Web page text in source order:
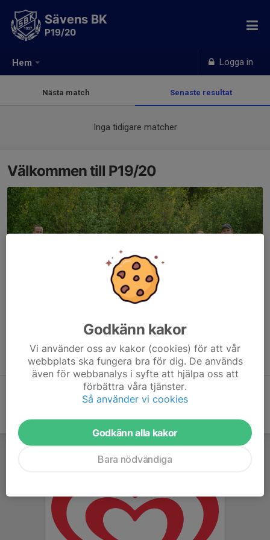
Hem Logga in
Sävens BK
P19/20
Nästa match Senaste resultat
Inga tidigare matcher
Välkommen till P19/20
Godkänn kakor
Vi använder oss av kakor (cookies) för att vår
webbplats ska fungera bra för dig. De används
även för webbanalys i syfte att hjälpa oss att
förbättra våra tjänster.
Så använder vi cookies
Godkänn alla kakor
Bara nödvändiga